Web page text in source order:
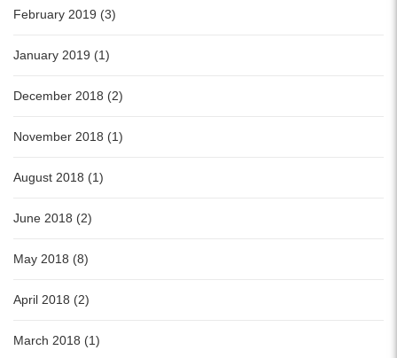
February 2019 (3)
January 2019 (1)
December 2018 (2)
November 2018 (1)
August 2018 (1)
June 2018 (2)
May 2018 (8)
April 2018 (2)
March 2018 (1)